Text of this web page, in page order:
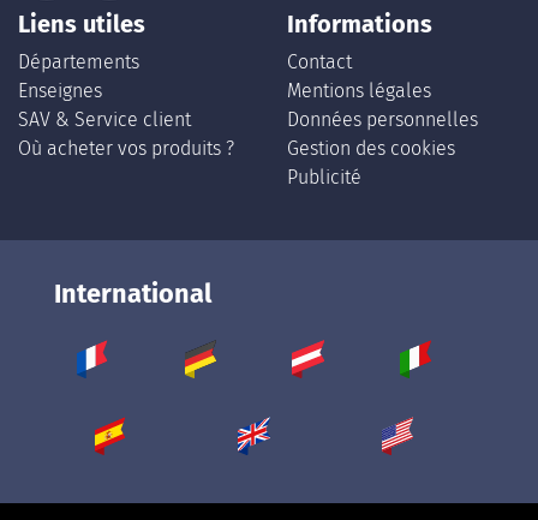
Liens utiles
Départements
Enseignes
SAV & Service client
Où acheter vos produits ?
Informations
Contact
Mentions légales
Données personnelles
Gestion des cookies
Publicité
International